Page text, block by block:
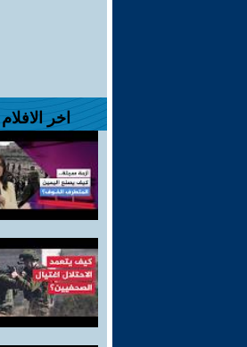
اخر الافلام